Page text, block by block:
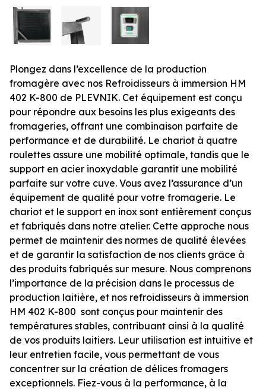
Plongez dans l’excellence de la production
fromagère avec nos Refroidisseurs à immersion HM
402 K-800 de PLEVNIK. Cet équipement est conçu
pour répondre aux besoins les plus exigeants des
fromageries, offrant une combinaison parfaite de
performance et de durabilité. Le chariot à quatre
roulettes assure une mobilité optimale, tandis que le
support en acier inoxydable garantit une mobilité
parfaite sur votre cuve. Vous avez l’assurance d’un
équipement de qualité pour votre fromagerie. Le
chariot et le support en inox sont entièrement conçus
et fabriqués dans notre atelier. Cette approche nous
permet de maintenir des normes de qualité élevées
et de garantir la satisfaction de nos clients grâce à
des produits fabriqués sur mesure. Nous comprenons
l’importance de la précision dans le processus de
production laitière, et nos refroidisseurs à immersion
HM 402 K-800 sont conçus pour maintenir des
températures stables, contribuant ainsi à la qualité
de vos produits laitiers. Leur utilisation est intuitive et
leur entretien facile, vous permettant de vous
concentrer sur la création de délices fromagers
exceptionnels. Fiez-vous à la performance, à la